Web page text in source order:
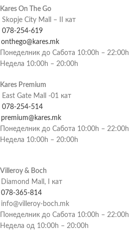
Kares On The Go
Skopje City Mall – II кат
078-254-619
onthego@kares.mk
Понеделник до Сабота 10:00h – 22:00h
Недела 10:00h – 20:00h
Kares Premium
East Gate Mall -01 кат
078-254-514
premium@kares.mk
Понеделник до Сабота 10:00h – 22:00h
Недела 10:00h – 20:00h
Villeroy & Boch
Diamond Mall, I кат
078-365-814
info@villeroy-boch.mk
Понеделник до Сабота 10:00h – 22:00h
Недела од 10:00h – 20:00h